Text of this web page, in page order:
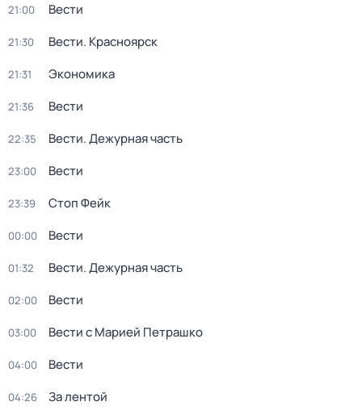
21:00 Вести
21:30 Вести. Красноярск
21:31 Экономика
21:36 Вести
22:35 Вести. Дежурная часть
23:00 Вести
23:39 Стоп Фейк
00:00 Вести
01:32 Вести. Дежурная часть
02:00 Вести
03:00 Вести с Марией Петрашко
04:00 Вести
04:26 За лентой